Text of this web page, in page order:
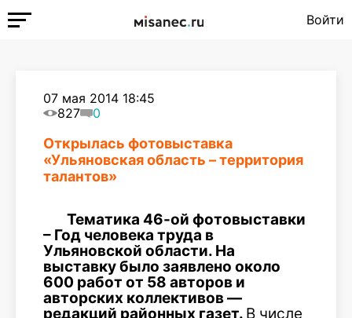
Войти
07 мая 2014 18:45
827
0
Открылась фотовыставка
«Ульяновская область – территория
талантов»
Тематика 46-ой фотовыставки
– Год человека труда в
Ульяновской области. На
выставку было заявлено около
600 работ от 58 авторов и
авторских коллективов —
редакций районных газет. В числе